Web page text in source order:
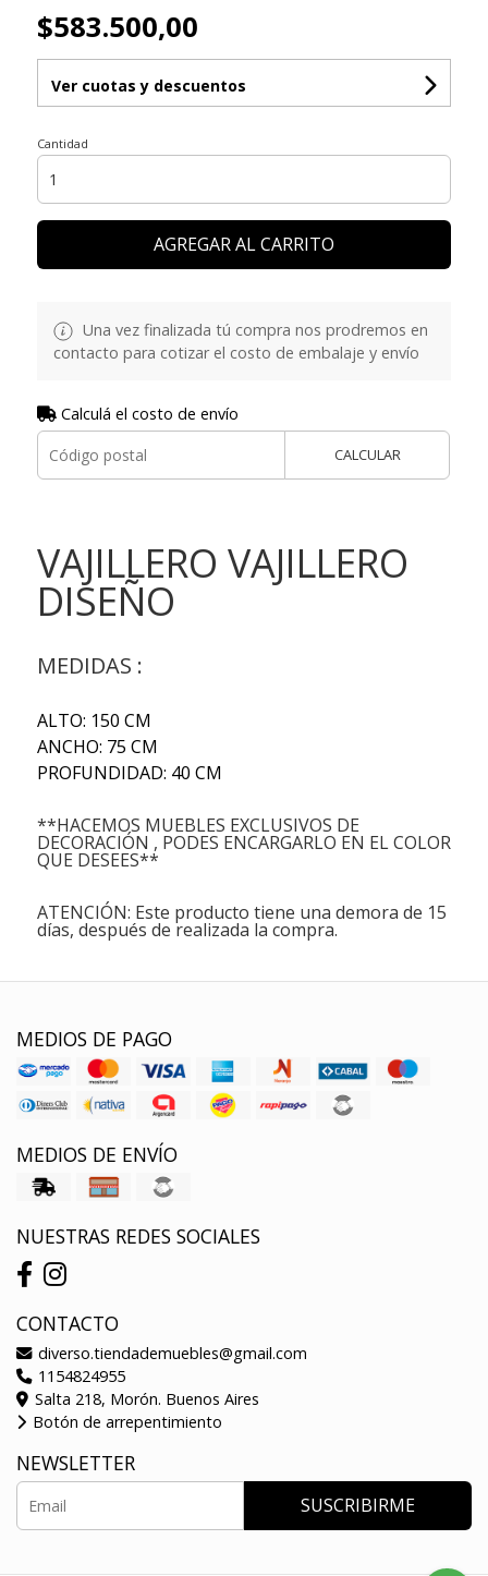
$583.500,00
Ver cuotas y descuentos
Cantidad
AGREGAR AL CARRITO
Una vez finalizada tú compra nos prodremos en
contacto para cotizar el costo de embalaje y envío
Calculá el costo de envío
CALCULAR
VAJILLERO VAJILLERO
DISEÑO
MEDIDAS :
ALTO: 150 CM
ANCHO: 75 CM
PROFUNDIDAD: 40 CM
**HACEMOS MUEBLES EXCLUSIVOS DE
DECORACIÓN , PODES ENCARGARLO EN EL COLOR
QUE DESEES**
ATENCIÓN: Este producto tiene una demora de 15
días, después de realizada la compra.
MEDIOS DE PAGO
MEDIOS DE ENVÍO
NUESTRAS REDES SOCIALES
CONTACTO
diverso.tiendademuebles@gmail.com
1154824955
Salta 218, Morón. Buenos Aires
Botón de arrepentimiento
NEWSLETTER
SUSCRIBIRME